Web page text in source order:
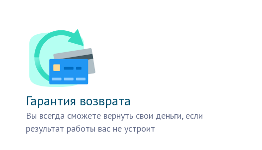
Гарантия возврата
Вы всегда сможете вернуть свои деньги, если
результат работы вас не устроит